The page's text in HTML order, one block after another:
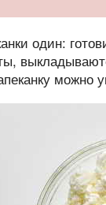
один:
можно